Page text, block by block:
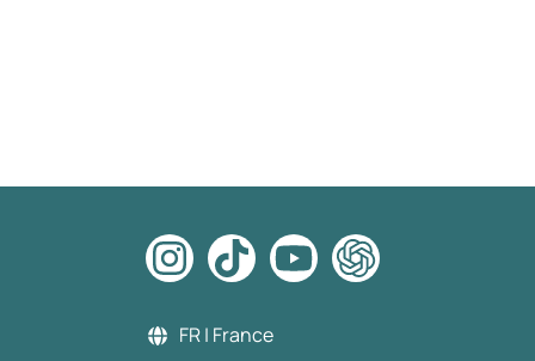
FR | France